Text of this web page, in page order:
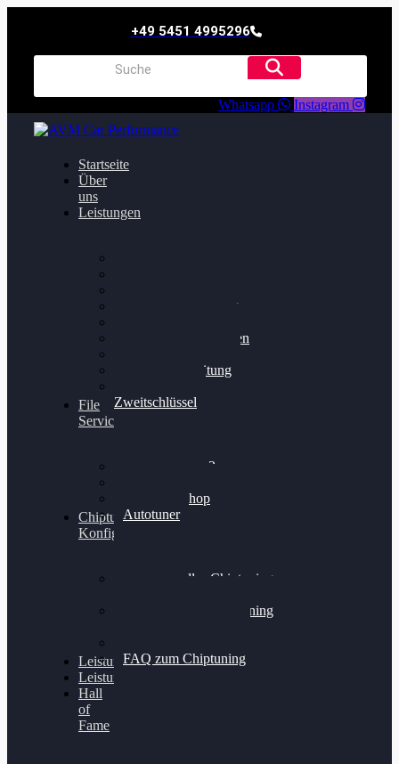
+49 5451 4995296
Whatsapp Instagram
Startseite
Über
uns
Leistungen
Getriebeoptimierung
Bremsscheiben planen
Felgenaufbereitung
Zweitschlüssel
File
Service
Alientech Kess3
Alientech Shop
Autotuner
Chiptuning
Konfigurator
Professionelles Chiptuning
Professionelles Chiptuning
FAQ zum Chiptuning
Leistungsmessung
Leistungsprüfstand
Hall
of
Fame